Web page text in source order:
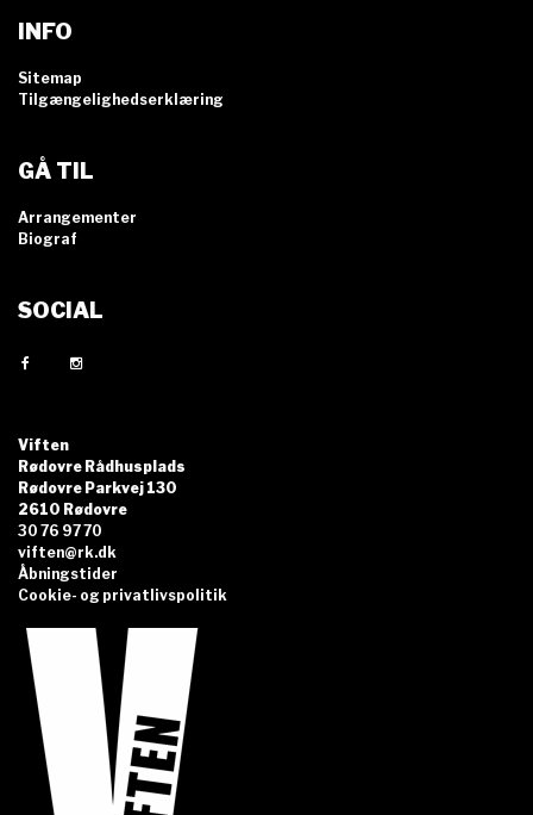
INFO
Sitemap
Tilgængelighedserklæring
GÅ TIL
Arrangementer
Biograf
SOCIAL
Viften
Rødovre Rådhusplads
Rødovre Parkvej 130
2610 Rødovre
30 76 97 70
viften@rk.dk
Åbningstider
Cookie- og privatlivspolitik